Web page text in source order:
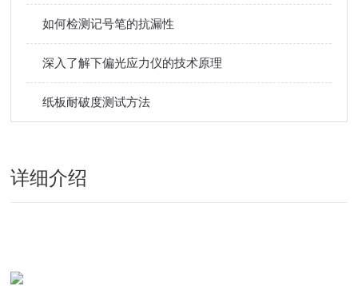
如何检测记号笔的抗漏性
深入了解下偏光应力仪的技术原理
纸板耐破度测试方法
详细介绍